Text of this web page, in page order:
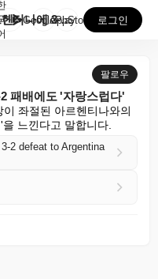
카보베르데 팬들, 아르헨티나에 3-2 패배에도 '자랑스...
GooglePlay
AppStore 로그인
팔로우
패배에도 '자랑스럽다'
좌절된 아르헨티나와의
느낀다고 말합니다.
2 defeat to Argentina